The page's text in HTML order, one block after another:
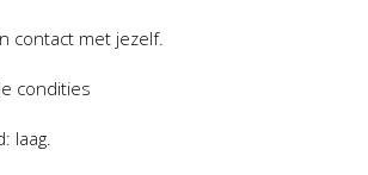
contact met jezelf.
condities
laag.